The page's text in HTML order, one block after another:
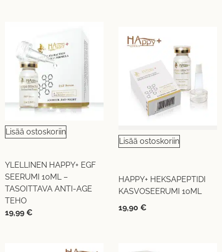
Lisää ostoskoriin
YLELLINEN HAPPY+ EGF
SEERUMI 10ML –
TASOITTAVA ANTI-AGE
TEHO
19,99 €
Lisää ostoskoriin
HAPPY+ HEKSAPEPTIDI
KASVOSEERUMI 10ML
19,90 €